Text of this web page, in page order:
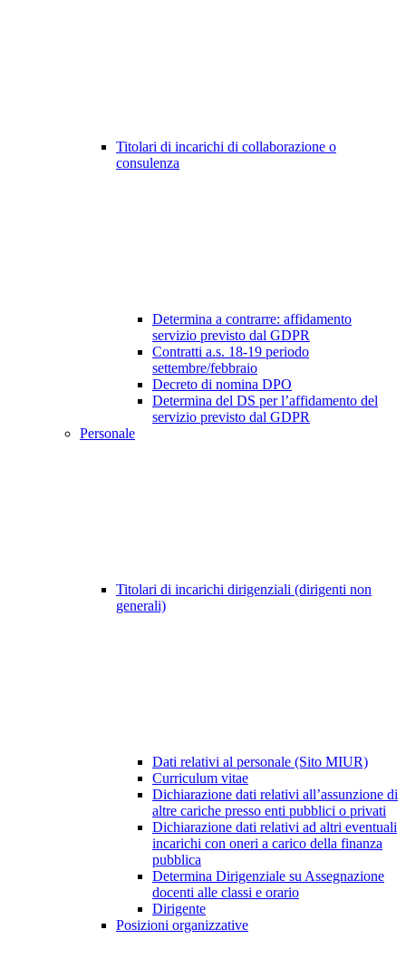
Titolari di incarichi di collaborazione o
consulenza
Determina a contrarre: affidamento
servizio previsto dal GDPR
Contratti a.s. 18-19 periodo
settembre/febbraio
Decreto di nomina DPO
Determina del DS per l’affidamento del
servizio previsto dal GDPR
Personale
Titolari di incarichi dirigenziali (dirigenti non
generali)
Dati relativi al personale (Sito MIUR)
Curriculum vitae
Dichiarazione dati relativi all’assunzione di
altre cariche presso enti pubblici o privati
Dichiarazione dati relativi ad altri eventuali
incarichi con oneri a carico della finanza
pubblica
Determina Dirigenziale su Assegnazione
docenti alle classi e orario
Dirigente
Posizioni organizzative